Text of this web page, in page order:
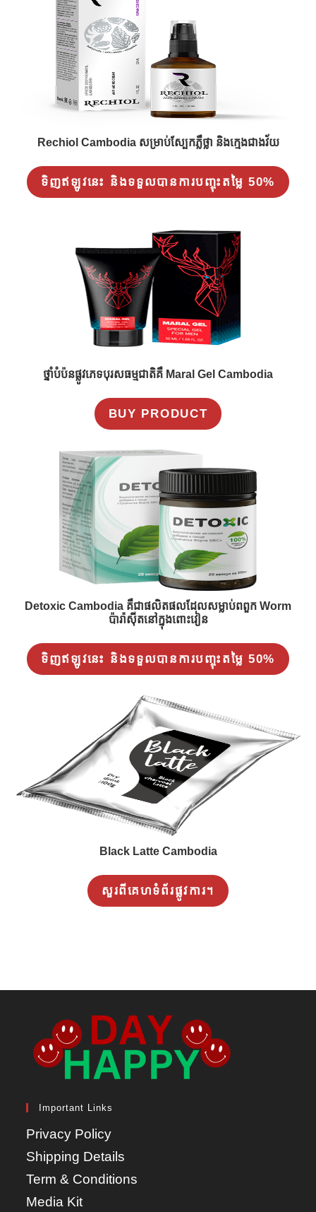
Rechiol Cambodia សម្រាប់ស្បែកភ្លឺថ្លា និងក្មេងជាងវ័យ
ទិញឥឡូវនេះ និងទទួលបានការបញ្ចុះតម្លៃ 50%
ថ្នាំបំប៉នផ្លូវភេទបុរសធម្មជាតិគឺ Maral Gel Cambodia
BUY PRODUCT
Detoxic Cambodia គឺជាផលិតផលដែលសម្លាប់ពពួក Worm
ប៉ារ៉ាស៊ីតនៅក្នុងពោះវៀន
ទិញឥឡូវនេះ និងទទួលបានការបញ្ចុះតម្លៃ 50%
Black Latte Cambodia
សួរពីគេហទំព័រផ្លូវការ។
Important Links
Privacy Policy
Shipping Details
Term & Conditions
Media Kit